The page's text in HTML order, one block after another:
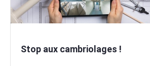
Stop aux cambriolages !